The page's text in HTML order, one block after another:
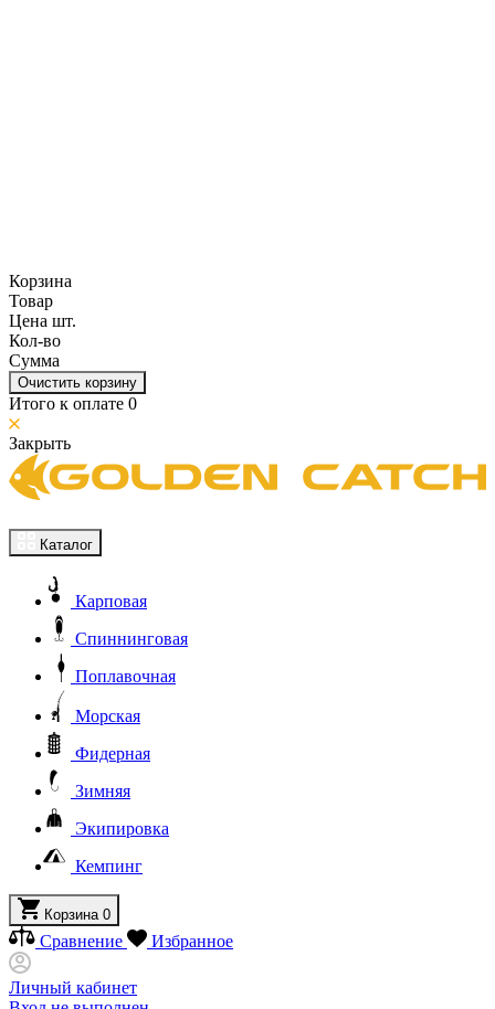
Корзина
Товар
Цена шт.
Кол-во
Сумма
Очистить корзину
Итого к оплате 0
Закрыть
Каталог
Карповая
Спиннинговая
Поплавочная
Морская
Фидерная
Зимняя
Экипировка
Кемпинг
Корзина 0
Сравнение Избранное
Личный кабинет